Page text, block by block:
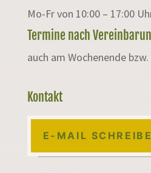
Mo-Fr von 10:00 – 17:00
Termine nach
auch am Wochenende
Kontakt
E-MAIL